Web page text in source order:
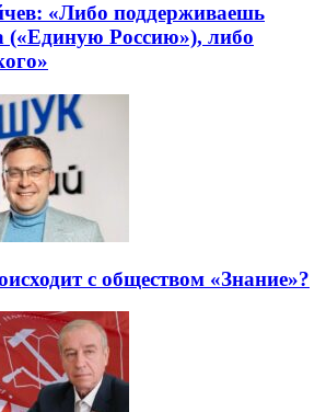
«Либо поддерживаешь
(«Единую Россию»), либо
с обществом «Знание»?